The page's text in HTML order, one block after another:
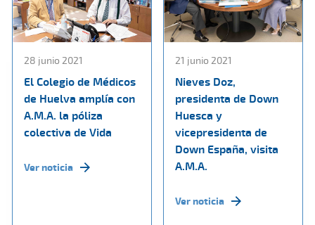
28 junio 2021
El Colegio de Médicos
de Huelva amplía con
A.M.A. la póliza
colectiva de Vida
Ver noticia
21 junio 2021
Nieves Doz,
presidenta de Down
Huesca y
vicepresidenta de
Down España, visita
A.M.A.
Ver noticia